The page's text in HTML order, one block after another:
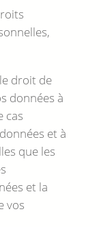
droit de
données à
cas
et à
que les
et la
vos